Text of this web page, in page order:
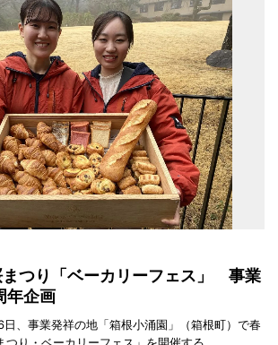
まつり「ベーカリーフェス」 事業
年企画
、事業発祥の地「箱根小涌園」（箱根町）で春
り・ベーカリーフェス」を開催する。